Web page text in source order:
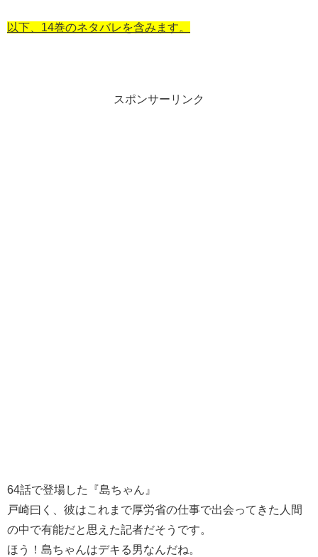
以下、14巻のネタバレを含みます。
スポンサーリンク
64話で登場した『島ちゃん』
戸崎曰く、彼はこれまで厚労省の仕事で出会ってきた人間
の中で有能だと思えた記者だそうです。
ほう！島ちゃんはデキる男なんだね。